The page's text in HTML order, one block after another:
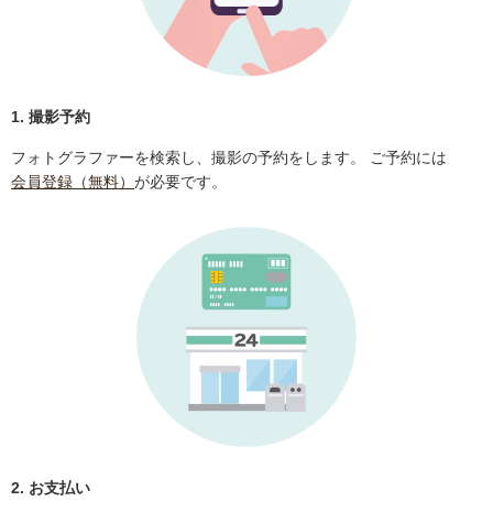
1. 撮影予約
フォトグラファーを検索し、撮影の予約をします。 ご予約には
会員登録（無料） が必要です。
2. お支払い